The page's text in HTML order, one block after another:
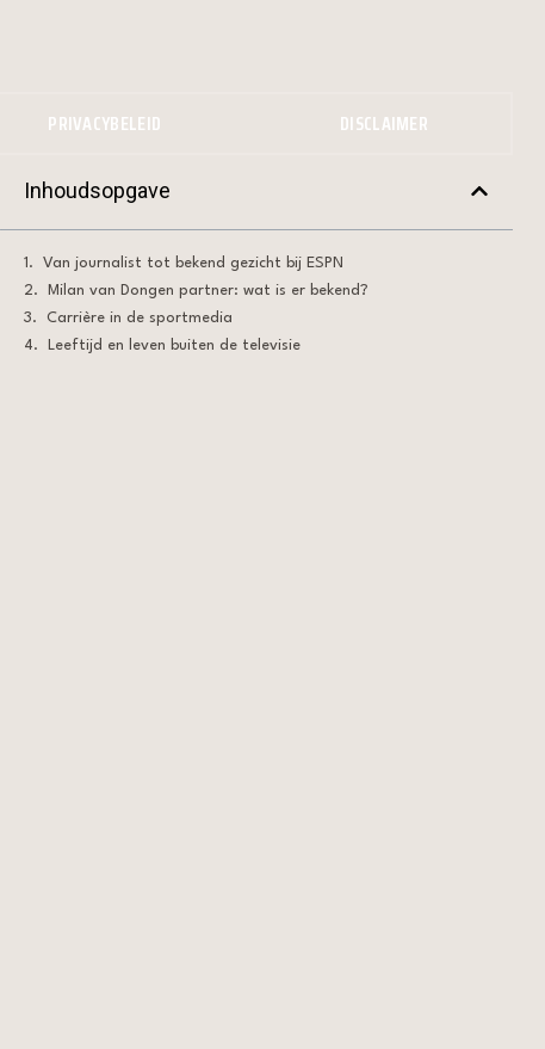
PRIVACYBELEID DISCLAIMER
Inhoudsopgave
Van journalist tot bekend gezicht bij ESPN
Milan van Dongen partner: wat is er bekend?
Carrière in de sportmedia
Leeftijd en leven buiten de televisie